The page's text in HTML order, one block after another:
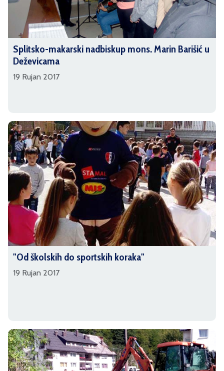
Splitsko-makarski nadbiskup mons. Marin Barišić u
Deževicama
19 Rujan 2017
"Od školskih do sportskih koraka"
19 Rujan 2017